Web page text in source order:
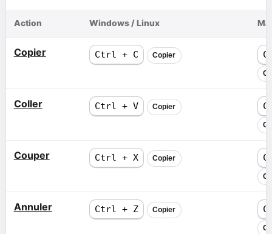
Action Windows / Linux
Copier Ctrl + C Copier
Coller Ctrl + V Copier
Couper Ctrl + X Copier
Annuler Ctrl + Z Copier